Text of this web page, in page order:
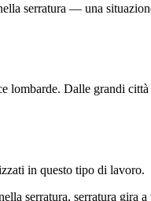
serratura — una
Dalle grandi
in questo tipo di lavoro.
serratura, serratura gira